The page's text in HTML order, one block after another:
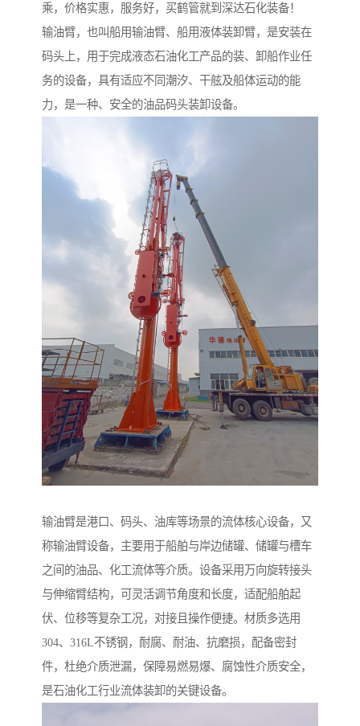
乘，价格实惠，服务好，买鹤管就到深达石化装备！
输油臂，也叫船用输油臂、船用液体装卸臂，是安装在
码头上，用于完成液态石油化工产品的装、卸船作业任
务的设备，具有适应不同潮汐、干舷及船体运动的能
力，是一种、安全的油品码头装卸设备。
输油臂是港口、码头、油库等场景的流体核心设备，又
称输油臂设备，主要用于船舶与岸边储罐、储罐与槽车
之间的油品、化工流体等介质。设备采用万向旋转接头
与伸缩臂结构，可灵活调节角度和长度，适配船舶起
伏、位移等复杂工况，对接且操作便捷。材质多选用
304、316L不锈钢，耐腐、耐油、抗磨损，配备密封
件，杜绝介质泄漏，保障易燃易爆、腐蚀性介质安全，
是石油化工行业流体装卸的关键设备。